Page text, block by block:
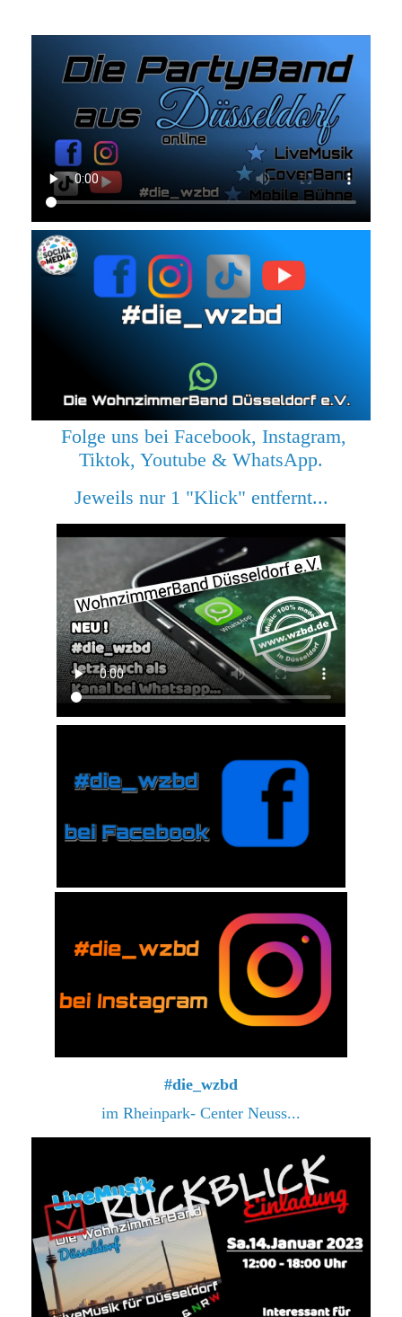
Folge uns bei Facebook, Instagram,
Tiktok, Youtube & WhatsApp.
Jeweils nur 1 "Klick" entfernt...
#die_wzbd
im Rheinpark- Center Neuss...